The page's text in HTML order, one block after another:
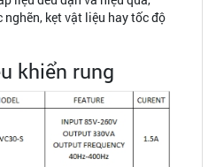
kẹt vật liệu hay tốc độ
khiển rung